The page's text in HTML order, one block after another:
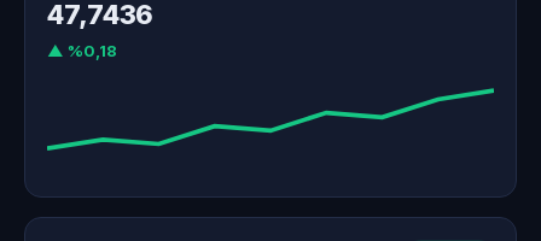
47,7436
▲ %0,18